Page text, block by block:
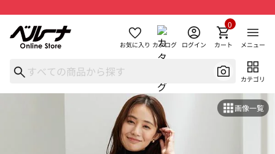
お気に入り カタログ ログイン カート
0
メニュー
カテゴリ
画像一覧